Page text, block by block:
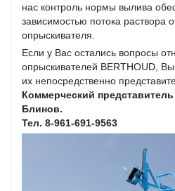
нас контроль нормы вылива
зависимостью потока раствора
опрыскивателя.
Если у Вас остались вопросы
опрыскивателей BERTHOUD,
их непосредственно
Коммерческий
Блинов.
Тел. 8-961-691-9563